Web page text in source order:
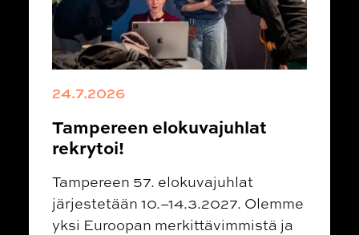
24.7.2026
Tampereen elokuvajuhlat
rekrytoi!
Tampereen 57. elokuvajuhlat
järjestetään 10.–14.3.2027. Olemme
yksi Euroopan merkittävimmistä ja